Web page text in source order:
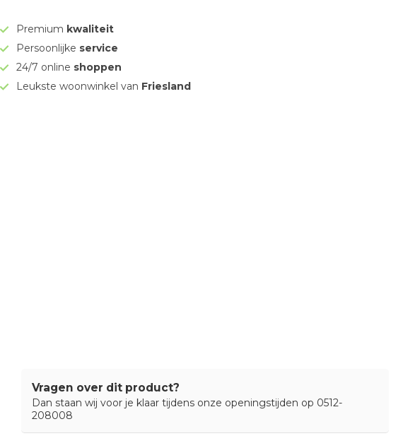
Premium kwaliteit
Persoonlijke service
24/7 online shoppen
Leukste woonwinkel van Friesland
Vragen over dit product?
Dan staan wij voor je klaar tijdens onze openingstijden op 0512-
208008